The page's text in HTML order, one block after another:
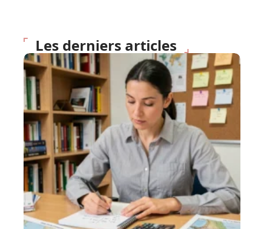
Les derniers articles